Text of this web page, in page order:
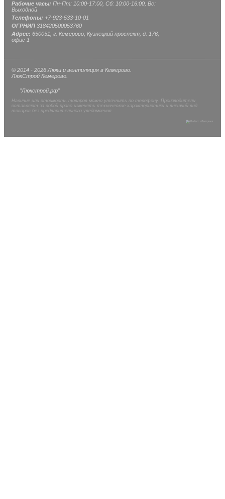
Рабочие часы: Пн-Пт: 10:00-17:00, Сб: 10:00-16:00, Вс:
Выходной
Телефоны: +7-923-533-10-01
ОГРНИП 318420500053760
Адрес: 650051, г. Кемерово, Кузнецкий проспект, д. 176,
офис 1
© 2014 - 2026 Люки и вентиляция в Кемерово.
ЛюкСтрой Кемерово.
"Люкстрой.рф"
Наличие или стоимость товаров можно уточнить по телефону. Производители
оставляют за собой право изменять технические характеристики и внешний вид
товаров без предварительного уведомления.